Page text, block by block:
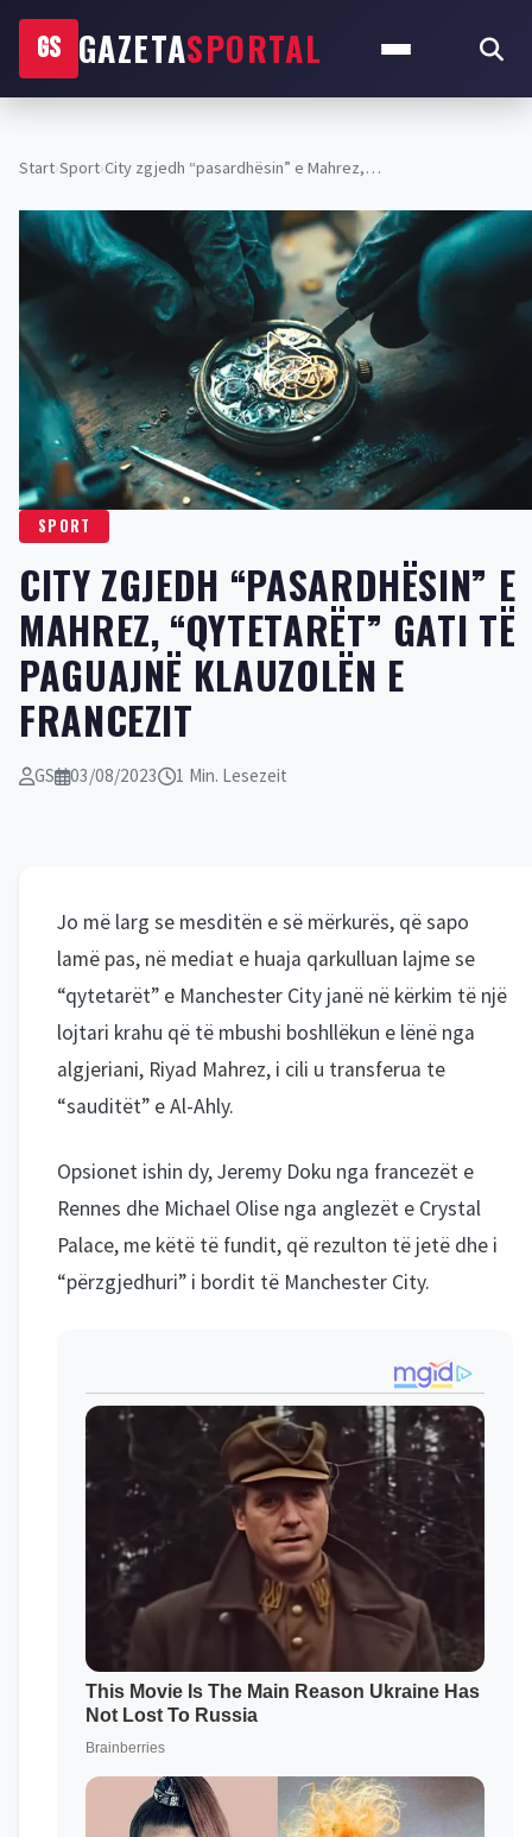
GS GAZETASPORTAL
Start›Sport›City zgjedh “pasardhësin” e Mahrez,…
SPORT
CITY ZGJEDH “PASARDHËSIN” E
MAHREZ, “QYTETARËT” GATI TË
PAGUAJNË KLAUZOLËN E
FRANCEZIT
GS 03/08/2023 1 Min. Lesezeit
Jo më larg se mesditën e së mërkurës, që sapo
lamë pas, në mediat e huaja qarkulluan lajme se
“qytetarët” e Manchester City janë në kërkim të një
lojtari krahu që të mbushi boshllëkun e lënë nga
algjeriani, Riyad Mahrez, i cili u transferua te
“sauditët” e Al-Ahly.
Opsionet ishin dy, Jeremy Doku nga francezët e
Rennes dhe Michael Olise nga anglezët e Crystal
Palace, me këtë të fundit, që rezulton të jetë dhe i
“përzgjedhuri” i bordit të Manchester City.